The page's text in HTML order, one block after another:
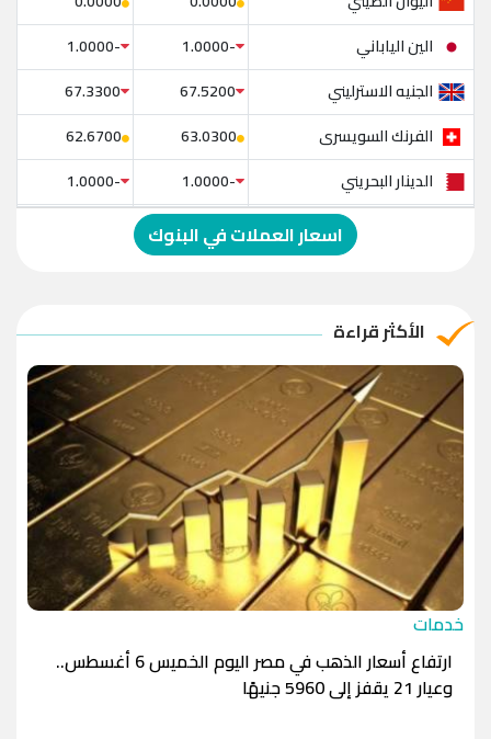
الين الياباني
-1.0000
-1.0000
الجنيه الاسترليني
67.5200
67.3300
الفرنك السويسرى
63.0300
62.6700
الدينار البحريني
-1.0000
-1.0000
الدولار الإسترالي
-1.0000
الريال القطري
الدينار الأردني
-1.0000
-1.0000
اسعار العملات في البنوك
الأكثر قراءة
خدمات
ارتفاع أسعار الذهب في مصر اليوم الخميس 6 أغسطس..
وعيار 21 يقفز إلى 5960 جنيهًا